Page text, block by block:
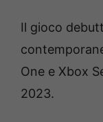
Il gioco
One e Xbox
2023.